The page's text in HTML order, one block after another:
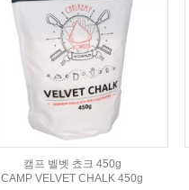
캠프 벨벳 쵸크 450g
CAMP VELVET CHALK 450g